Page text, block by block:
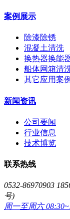
案例展示
除漆除锈
混凝土清洗
换热器换能
船体网箱清
其它应用案例
新闻资讯
公司要闻
行业信息
技术博览
联系热线
0532-86970903
号)
周一至周六